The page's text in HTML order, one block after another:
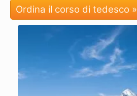
Ordina il corso di tedesco »